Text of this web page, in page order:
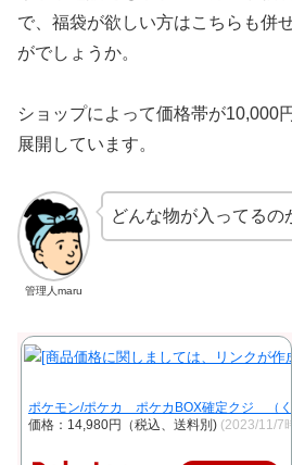
で、福袋が欲しい方はこちらも併
がでしょうか。
ショップによって価格帯が10,000
展開しています。
管理人maru
どんな物が入ってるの
ポケモン/ポケカ ポケカBOX確定クジ （く
価格：14,980円（税込、送料別) (2023/11/7